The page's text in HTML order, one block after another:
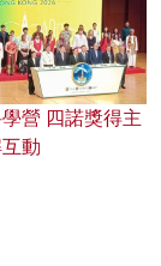
營 四諾獎得主
動